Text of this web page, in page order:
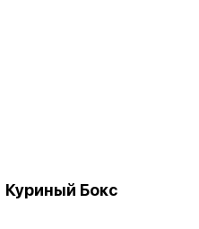
Куриный Бокс